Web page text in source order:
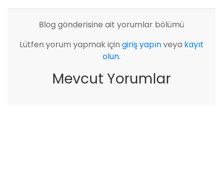
Blog gönderisine ait yorumlar bölümü
Lütfen yorum yapmak için giriş yapınveya kayıt
olun.
Mevcut Yorumlar